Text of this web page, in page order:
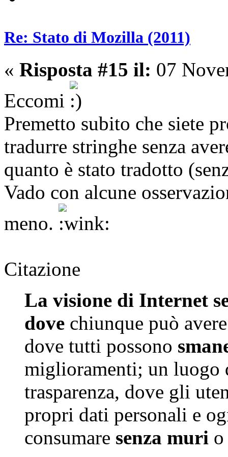
Re: Stato di Mozilla (2011)
« Risposta #15 il: 07
Eccomi
Premetto subito che siete
tradurre stringhe senza
quanto è stato tradotto
Vado con alcune
meno.
Citazione
La visione di Internet
dove chiunque può
dove tutti possono
miglioramenti; un luogo
trasparenza, dove gli
propri dati personali e
consumare senza muri